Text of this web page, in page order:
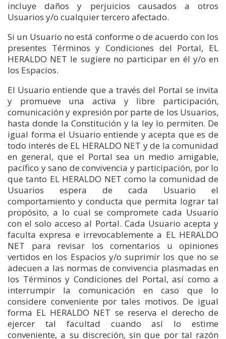
incluye daños y perjuicios causados a otros
Usuarios y/o cualquier tercero afectado.
Si un Usuario no está conforme o de acuerdo con los
presentes Términos y Condiciones del Portal, EL
HERALDO NET le sugiere no participar en él y/o en
los Espacios.
El Usuario entiende que a través del Portal se invita
y promueve una activa y libre participación,
comunicación y expresión por parte de los Usuarios,
hasta donde la Constitución y la ley lo permiten. De
igual forma el Usuario entiende y acepta que es de
todo interés de EL HERALDO NET y de la comunidad
en general, que el Portal sea un medio amigable,
pacífico y sano de convivencia y participación, por lo
que tanto EL HERALDO NET como la comunidad de
Usuarios espera de cada Usuario el
comportamiento y conducta que permita lograr tal
propósito, a lo cual se compromete cada Usuario
con el solo acceso al Portal. Cada Usuario acepta y
faculta expresa e irrevocablemente a EL HERALDO
NET para revisar los comentarios u opiniones
vertidos en los Espacios y/o suprimir los que no se
adecuen a las normas de convivencia plasmadas en
los Términos y Condiciones del Portal, así como a
interrumpir la comunicación en caso que lo
considere conveniente por tales motivos. De igual
forma EL HERALDO NET se reserva el derecho de
ejercer tal facultad cuando así lo estime
conveniente, a su discreción, sin que por tal razón